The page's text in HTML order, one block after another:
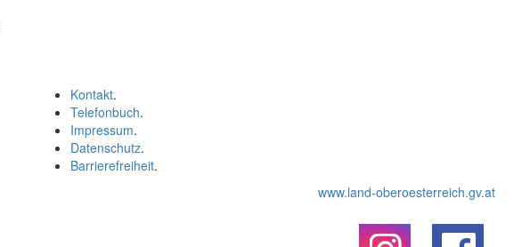
Kontakt.
Telefonbuch.
Impressum.
Datenschutz.
Barrierefreiheit.
www.land-oberoesterreich.gv.at